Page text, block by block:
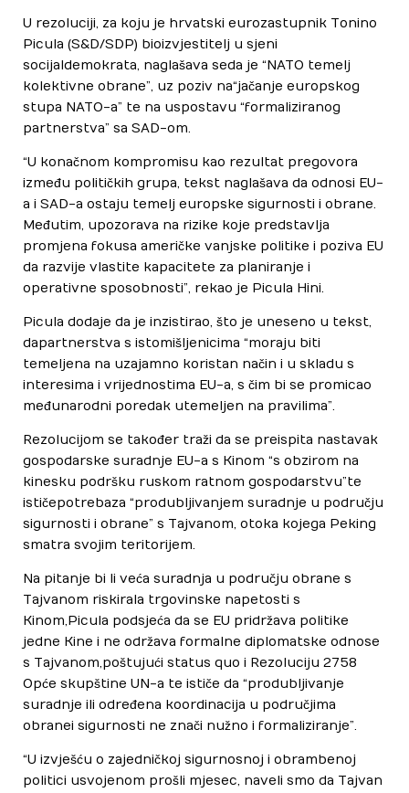
U rezoluciji, za koju je hrvatski eurozastupnik Tonino
Picula (S&D/SDP) bio izvjestitelj u sjeni
socijaldemokrata, naglašava se da je “NATO temelj
kolektivne obrane”, uz poziv na “jačanje europskog
stupa NATO-a” te na uspostavu “formaliziranog
partnerstva” sa SAD-om.
“U konačnom kompromisu kao rezultat pregovora
između političkih grupa, tekst naglašava da odnosi EU-
a i SAD-a ostaju temelj europske sigurnosti i obrane.
Međutim, upozorava na rizike koje predstavlja
promjena fokusa američke vanjske politike i poziva EU
da razvije vlastite kapacitete za planiranje i
operativne sposobnosti”, rekao je Picula Hini.
Picula dodaje da je inzistirao, što je uneseno u tekst,
da partnerstva s istomišljenicima “moraju biti
temeljena na uzajamno koristan način i u skladu s
interesima i vrijednostima EU-a, s čim bi se promicao
međunarodni poredak utemeljen na pravilima”.
Rezolucijom se također traži da se preispita nastavak
gospodarske suradnje EU-a s Kinom “s obzirom na
kinesku podršku ruskom ratnom gospodarstvu” te
ističe potreba za “produbljivanjem suradnje u području
sigurnosti i obrane” s Tajvanom, otoka kojega Peking
smatra svojim teritorijem.
Na pitanje bi li veća suradnja u području obrane s
Tajvanom riskirala trgovinske napetosti s
Kinom, Picula podsjeća da se EU pridržava politike
jedne Kine i ne održava formalne diplomatske odnose
s Tajvanom, poštujući status quo i Rezoluciju 2758
Opće skupštine UN-a te ističe da “produbljivanje
suradnje ili određena koordinacija u područjima
obrane i sigurnosti ne znači nužno i formaliziranje”.
“U izvješću o zajedničkoj sigurnosnoj i obrambenoj
politici usvojenom prošli mjesec, naveli smo da Tajvan